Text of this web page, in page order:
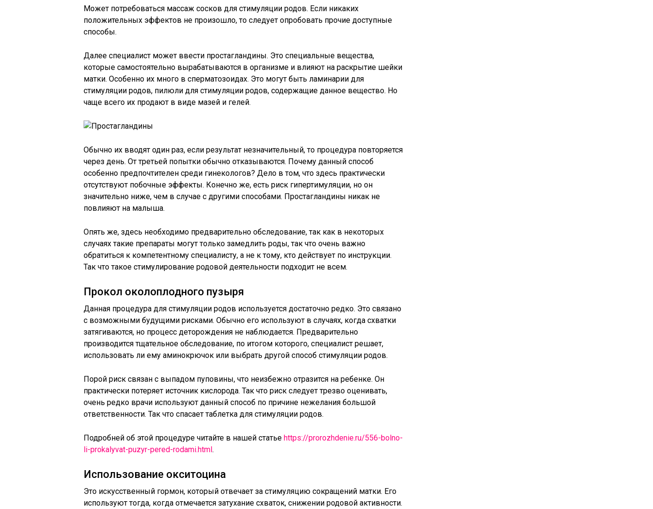
Может потребоваться массаж сосков для стимуляции родов. Если никаких
положительных эффектов не произошло, то следует опробовать прочие доступные
способы.
Далее специалист может ввести простагландины. Это специальные вещества,
которые самостоятельно вырабатываются в организме и влияют на раскрытие шейки
матки. Особенно их много в сперматозоидах. Это могут быть ламинарии для
стимуляции родов, пилюли для стимуляции родов, содержащие данное вещество. Но
чаще всего их продают в виде мазей и гелей.
Обычно их вводят один раз, если результат незначительный, то процедура повторяется
через день. От третьей попытки обычно отказываются. Почему данный способ
особенно предпочтителен среди гинекологов? Дело в том, что здесь практически
отсутствуют побочные эффекты. Конечно же, есть риск гипертимуляции, но он
значительно ниже, чем в случае с другими способами. Простагландины никак не
повлияют на малыша.
Опять же, здесь необходимо предварительно обследование, так как в некоторых
случаях такие препараты могут только замедлить роды, так что очень важно
обратиться к компетентному специалисту, а не к тому, кто действует по инструкции.
Так что такое стимулирование родовой деятельности подходит не всем.
Прокол околоплодного пузыря
Данная процедура для стимуляции родов используется достаточно редко. Это связано
с возможными будущими рисками. Обычно его используют в случаях, когда схватки
затягиваются, но процесс деторождения не наблюдается. Предварительно
производится тщательное обследование, по итогом которого, специалист решает,
использовать ли ему аминокрючок или выбрать другой способ стимуляции родов.
Порой риск связан с выпадом пуповины, что неизбежно отразится на ребенке. Он
практически потеряет источник кислорода. Так что риск следует трезво оценивать,
очень редко врачи используют данный способ по причине нежелания большой
ответственности. Так что спасает таблетка для стимуляции родов.
Подробней об этой процедуре читайте в нашей статье https://prorozhdenie.ru/556-bolno-
li-prokalyvat-puzyr-pered-rodami.html.
Использование окситоцина
Это искусственный гормон, который отвечает за стимуляцию сокращений матки. Его
используют тогда, когда отмечается затухание схваток, снижении родовой активности.